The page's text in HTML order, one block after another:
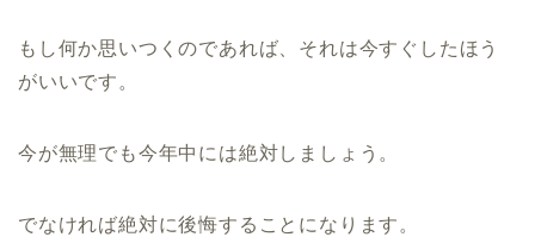
もし何か思いつくのであれば、それは今すぐしたほう
がいいです。
今が無理でも今年中には絶対しましょう。
でなければ絶対に後悔することになります。